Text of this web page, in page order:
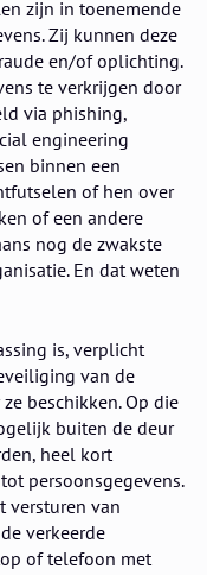
zijn in toenemende
Zij kunnen deze
en/of oplichting.
te verkrijgen door
via phishing,
engineering
binnen een
of hen over
of een andere
nog de zwakste
En dat weten
is, verplicht
van de
beschikken. Op die
buiten de deur
heel kort
persoonsgegevens.
versturen van
verkeerde
of telefoon met